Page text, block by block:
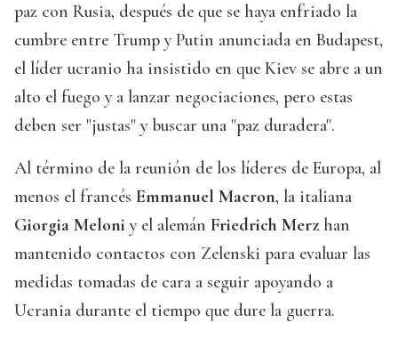
paz con Rusia, después de que se haya enfriado la
cumbre entre Trump y Putin anunciada en Budapest,
el líder ucranio ha insistido en que Kiev se abre a un
alto el fuego y a lanzar negociaciones, pero estas
deben ser "justas" y buscar una "paz duradera".
Al término de la reunión de los líderes de Europa, al
menos el francés Emmanuel Macron, la italiana
Giorgia Meloni y el alemán Friedrich Merz han
mantenido contactos con Zelenski para evaluar las
medidas tomadas de cara a seguir apoyando a
Ucrania durante el tiempo que dure la guerra.